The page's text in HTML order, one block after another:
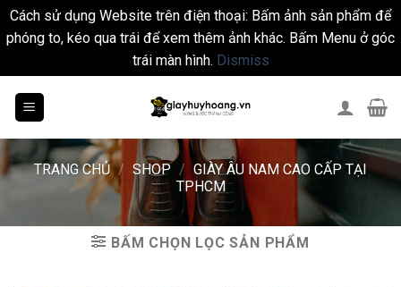
Cách sử dụng Website trên điện thoại: Bấm ảnh sản phẩm để
phóng to, kéo qua trái để xem thêm ảnh khác. Bấm Menu ở góc
trái màn hình. Dismiss
TRANG CHỦ / SHOP / GIÀY ÂU NAM CAO CẤP TẠI
TPHCM
BẤM CHỌN LỌC SẢN PHẨM